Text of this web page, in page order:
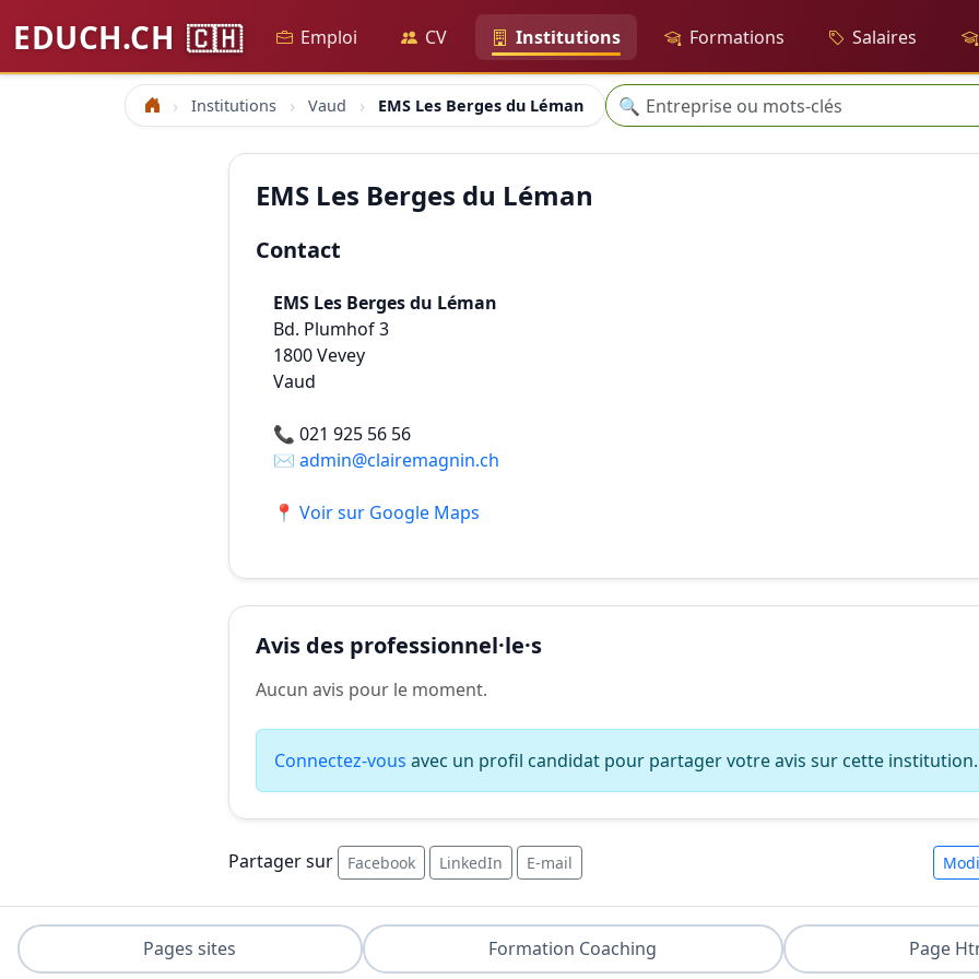
EDUCH.CH 🇨🇭 Emploi CV Institutions Formations Salaires
Accueil Institutions Vaud EMS Les Berges du Léman Recherche
🔍
EMS Les Berges du Léman
Contact
EMS Les Berges du Léman
Bd. Plumhof 3
1800Vevey
Vaud
📞 021 925 56 56
✉️ admin@clairemagnin.ch
📍 Voir sur Google Maps
Avis des professionnel·le·s
Aucun avis pour le moment.
Connectez-vous avec un profil candidat pour partager votre avis sur cette institution.
Partager sur Facebook LinkedIn E-mail
Pages sites Formation Coaching Page